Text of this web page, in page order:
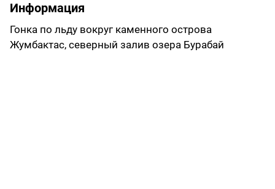
Информация
Гонка по льду вокруг каменного острова
Жумбактас, северный залив озера Бурабай